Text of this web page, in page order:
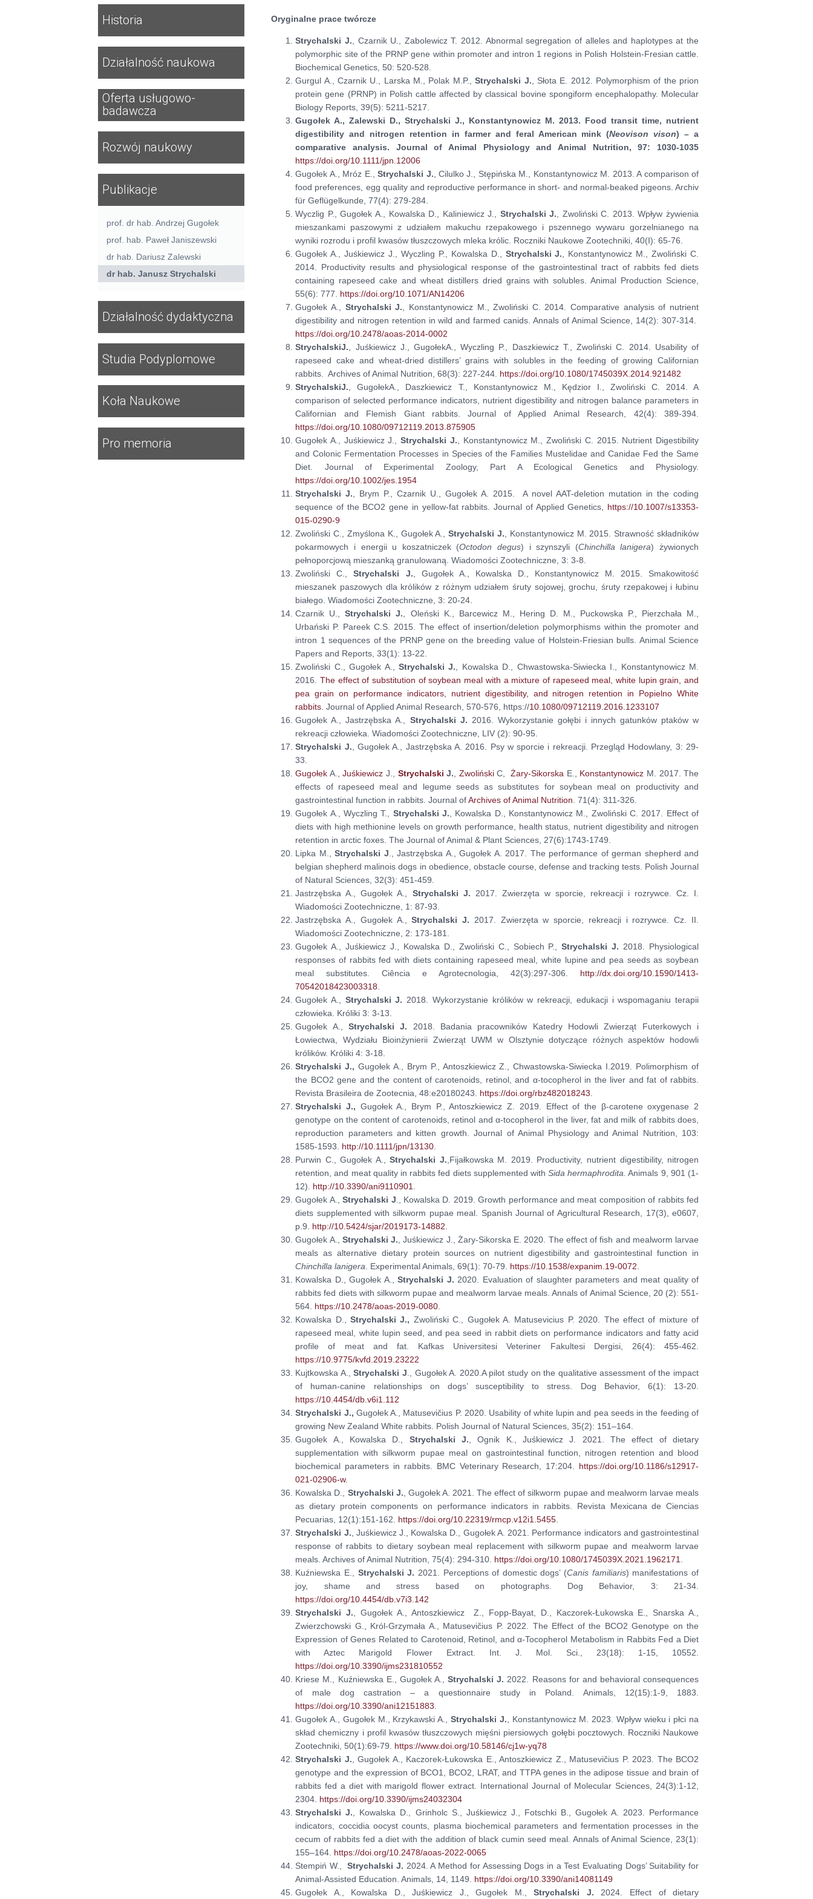
Historia
Działalność naukowa
Oferta usługowo-
badawcza
Rozwój naukowy
Publikacje
prof. dr hab. Andrzej Gugołek
prof. hab. Paweł Janiszewski
dr hab. Dariusz Zalewski
dr hab. Janusz Strychalski
Działalność dydaktyczna
Studia Podyplomowe
Koła Naukowe
Pro memoria
Oryginalne prace twórcze
Strychalski J. , Czarnik U., Zabolewicz T. 2012. Abnormal segregation of alleles and haplotypes at the
polymorphic site of the PRNP gene within promoter and intron 1 regions in Polish Holstein-Fresian cattle.
Biochemical Genetics, 50: 520-528.
Gurgul A., Czarnik U., Larska M., Polak M.P.,Strychalski J. , Słota E. 2012. Polymorphism of the prion
protein gene (PRNP) in Polish cattle affected by classical bovine spongiform encephalopathy. Molecular
Biology Reports, 39(5): 5211-5217.
Gugołek A., Zalewski D.,Strychalski J., Konstantynowicz M. 2013. Food transit time, nutrient
digestibility and nitrogen retention in farmer and feral American mink (Neovison vison) – a
comparative analysis. Journal of Animal Physiology and Animal Nutrition, 97: 1030-1035
https://doi.org/10.1111/jpn.12006
Gugołek A., Mróz E.,Strychalski J. , Cilulko J., Stępińska M., Konstantynowicz M. 2013. A comparison of
food preferences, egg quality and reproductive performance in short- and normal-beaked pigeons. Archiv
für Geflügelkunde, 77(4): 279-284.
Wyczlig P., Gugołek A., Kowalska D., Kaliniewicz J., Strychalski J. , Zwoliński C. 2013. Wpływ żywienia
mieszankami paszowymi z udziałem makuchu rzepakowego i pszennego wywaru gorzelnianego na
wyniki rozrodu i profil kwasów tłuszczowych mleka królic. Roczniki Naukowe Zootechniki, 40(I): 65-76.
Gugołek A., Juśkiewicz J., Wyczling P., Kowalska D., Strychalski J. , Konstantynowicz M., Zwoliński C.
2014. Productivity results and physiological response of the gastrointestinal tract of rabbits fed diets
containing rapeseed cake and wheat distillers dried grains with solubles. Animal Production Science,
55(6): 777. https://doi.org/10.1071/AN14206
Gugołek A., Strychalski J. , Konstantynowicz M., Zwoliński C. 2014. Comparative analysis of nutrient
digestibility and nitrogen retention in wild and farmed canids. Annals of Animal Science, 14(2): 307-314.
https://doi.org/10.2478/aoas-2014-0002
StrychalskiJ. , Juśkiewicz J., GugołekA., Wyczling P., Daszkiewicz T., Zwoliński C. 2014. Usability of
rapeseed cake and wheat-dried distillers’ grains with solubles in the feeding of growing Californian
rabbits. Archives of Animal Nutrition, 68(3): 227-244. https://doi.org/10.1080/1745039X.2014.921482
StrychalskiJ. , GugołekA., Daszkiewicz T., Konstantynowicz M., Kędzior I., Zwoliński C. 2014. A
comparison of selected performance indicators, nutrient digestibility and nitrogen balance parameters in
Californian and Flemish Giant rabbits. Journal of Applied Animal Research, 42(4): 389-394.
https://doi.org/10.1080/09712119.2013.875905
Gugołek A., Juśkiewicz J.,Strychalski J. , Konstantynowicz M., Zwoliński C. 2015. Nutrient Digestibility
and Colonic Fermentation Processes in Species of the Families Mustelidae and Canidae Fed the Same
Diet. Journal of Experimental Zoology, Part A Ecological Genetics and Physiology.
https://doi.org/10.1002/jes.1954
Strychalski J. , Brym P., Czarnik U., Gugołek A. 2015. A novel AAT-deletion mutation in the coding
sequence of the BCO2 gene in yellow-fat rabbits. Journal of Applied Genetics, https://10.1007/s13353-
015-0290-9
Zwoliński C., Zmyślona K., Gugołek A.,Strychalski J. , Konstantynowicz M. 2015. Strawność składników
pokarmowych i energii u koszatniczek (Octodon degus) i szynszyli (Chinchilla lanigera) żywionych
pełnoporcjową mieszanką granulowaną. Wiadomości Zootechniczne, 3: 3-8.
Zwoliński C.,Strychalski J. , Gugołek A., Kowalska D., Konstantynowicz M. 2015. Smakowitość
mieszanek paszowych dla królików z różnym udziałem śruty sojowej, grochu, śruty rzepakowej i łubinu
białego. Wiadomości Zootechniczne, 3: 20-24.
Czarnik U.,Strychalski J. , Oleński K., Barcewicz M., Hering D. M., Puckowska P., Pierzchała M.,
Urbański P. Pareek C.S. 2015. The effect of insertion/deletion polymorphisms within the promoter and
intron 1 sequences of the PRNP gene on the breeding value of Holstein-Friesian bulls. Animal Science
Papers and Reports, 33(1): 13-22.
Zwoliński C., Gugołek A.,Strychalski J. , Kowalska D., Chwastowska-Siwiecka I., Konstantynowicz M.
2016.The effect of substitution of soybean meal with a mixture of rapeseed meal, white lupin grain, and
pea grain on performance indicators, nutrient digestibility, and nitrogen retention in Popielno White
rabbits . Journal of Applied Animal Research, 570-576, https://10.1080/09712119.2016.1233107
Gugołek A., Jastrzębska A., Strychalski J. 2016. Wykorzystanie gołębi i innych gatunków ptaków w
rekreacji człowieka. Wiadomości Zootechniczne, LIV (2): 90-95.
Strychalski J. , Gugołek A., Jastrzębska A. 2016. Psy w sporcie i rekreacji. Przegląd Hodowlany, 3: 29-
33.
Gugołek A.,Juśkiewicz J., Strychalski J. ZwolińskiC, Żary-Sikorska E., Konstantynowicz M. 2017. The
effects of rapeseed meal and legume seeds as substitutes for soybean meal on productivity and
gastrointestinal function in rabbits. Journal ofArchives of Animal Nutrition . 71(4): 311-326.
Gugołek A., Wyczling T., Strychalski J. , Kowalska D., Konstantynowicz M., Zwoliński C. 2017. Effect of
diets with high methionine levels on growth performance, health status, nutrient digestibility and nitrogen
retention in arctic foxes. The Journal of Animal & Plant Sciences, 27(6):1743-1749.
Lipka M.,Strychalski J ., Jastrzębska A., Gugołek A. 2017. The performance of german shepherd and
belgian shepherd malinois dogs in obedience, obstacle course, defense and tracking tests. Polish Journal
of Natural Sciences, 32(3): 451-459.
Jastrzębska A., Gugołek A., Strychalski J. 2017. Zwierzęta w sporcie, rekreacji i rozrywce. Cz. I.
Wiadomości Zootechniczne, 1: 87-93.
Jastrzębska A., Gugołek A.,Strychalski J. 2017. Zwierzęta w sporcie, rekreacji i rozrywce. Cz. II.
Wiadomości Zootechniczne, 2: 173-181.
Gugołek A., Juśkiewicz J., Kowalska D., Zwoliński C., Sobiech P.,Strychalski J. 2018. Physiological
responses of rabbits fed with diets containing rapeseed meal, white lupine and pea seeds as soybean
meal substitutes. Ciência e Agrotecnologia, 42(3):297-306. http://dx.doi.org/10.1590/1413-
70542018423003318
Gugołek A., Strychalski J. 2018. Wykorzystanie królików w rekreacji, edukacji i wspomaganiu terapii
człowieka. Króliki 3: 3-13.
Gugołek A., Strychalski J. 2018. Badania pracowników Katedry Hodowli Zwierząt Futerkowych i
Łowiectwa, Wydziału Bioinżynierii Zwierząt UWM w Olsztynie dotyczące różnych aspektów hodowli
królików. Króliki 4: 3-18.
Strychalski J.,Gugołek A., Brym P., Antoszkiewicz Z., Chwastowska-Siwiecka I.2019. Polimorphism of
the BCO2 gene and the content of carotenoids, retinol, and α-tocopherol in the liver and fat of rabbits.
Revista Brasileira de Zootecnia, 48:e20180243. https://doi.org/rbz482018243
Strychalski J., Gugołek A., Brym P., Antoszkiewicz Z. 2019. Effect of the β-carotene oxygenase 2
genotype on the content of carotenoids, retinol and α-tocopherol in the liver, fat and milk of rabbits does,
reproduction parameters and kitten growth. Journal of Animal Physiology and Animal Nutrition, 103:
1585-1593. http://10.1111/jpn/13130
Purwin C., Gugołek A.,
Strychalski J. ,Fijałkowska M. 2019. Productivity, nutrient digestibility, nitrogen
retention, and meat quality in rabbits fed diets supplemented withSida hermaphrodita. Animals 9, 901 (1-
12). http://10.3390/ani9110901
Gugołek A.,
Strychalski J ., Kowalska D. 2019. Growth performance and meat composition of rabbits fed
diets supplemented with silkworm pupae meal. Spanish Journal of Agricultural Research, 17(3), e0607,
p.9. http://10.5424/sjar/2019173-14882
Gugołek A.,
Strychalski J. , Juśkiewicz J., Żary-Sikorska E. 2020. The effect of fish and mealworm larvae
meals as alternative dietary protein sources on nutrient digestibility and gastrointestinal function in
Chinchilla lanigera . Experimental Animals, 69(1): 70-79. https://10.1538/expanim.19-0072
Kowalska D., Gugołek A.,
Strychalski J. 2020. Evaluation of slaughter parameters and meat quality of
rabbits fed diets with silkworm pupae and mealworm larvae meals. Annals of Animal Science, 20 (2): 551-
564. https://10.2478/aoas-2019-0080
Kowalska D.,Strychalski J., Zwoliński C., Gugołek A. Matusevicius P. 2020. The effect of mixture of
rapeseed meal, white lupin seed, and pea seed in rabbit diets on performance indicators and fatty acid
profile of meat and fat. Kafkas Universitesi Veteriner Fakultesi Dergisi, 26(4): 455-462.
https://10.9775/kvfd.2019.23222
Kujtkowska A.,Strychalski J ., Gugołek A. 2020.A pilot study on the qualitative assessment of the impact
of human-canine relationships on dogs’ susceptibility to stress. Dog Behavior, 6(1): 13-20.
https://10.4454/db.v6i1.112
Strychalski J., Gugołek A., Matusevičius P. 2020. Usability of white lupin and pea seeds in the feeding of
growing New Zealand White rabbits. Polish Journal of Natural Sciences, 35(2): 151–164.
Gugołek A., Kowalska D., Strychalski J. , Ognik K., Juśkiewicz J. 2021. The effect of dietary
supplementation with silkworm pupae meal on gastrointestinal function, nitrogen retention and blood
biochemical parameters in rabbits. BMC Veterinary Research, 17:204. https://doi.org/10.1186/s12917-
021-02906-w.
Kowalska D., Strychalski J. , Gugołek A. 2021. The effect of silkworm pupae and mealworm larvae meals
as dietary protein components on performance indicators in rabbits. Revista Mexicana de Ciencias
Pecuarias, 12(1):151-162. https://doi.org/10.22319/rmcp.v12i1.5455
Strychalski J. , Juśkiewicz J., Kowalska D., Gugołek A. 2021. Performance indicators and gastrointestinal
response of rabbits to dietary soybean meal replacement with silkworm pupae and mealworm larvae
meals. Archives of Animal Nutrition, 75(4): 294-310. https://doi.org/10.1080/1745039X.2021.1962171
Kuźniewska E., Strychalski J. 2021. Perceptions of domestic dogs’ (Canis familiaris) manifestations of
joy, shame and stress based on photographs. Dog Behavior, 3: 21-34.
https://doi.org/10.4454/db.v7i3.142
Strychalski J. , Gugołek A., Antoszkiewicz Z., Fopp-Bayat, D., Kaczorek-Łukowska E., Snarska A.,
Zwierzchowski G., Król-Grzymała A., Matusevičius P. 2022. The Effect of the BCO2 Genotype on the
Expression of Genes Related to Carotenoid, Retinol, and α-Tocopherol Metabolism in Rabbits Fed a Diet
with Aztec Marigold Flower Extract. Int. J. Mol. Sci., 23(18): 1-15, 10552.
https://doi.org/10.3390/ijms231810552
Kriese M., Kuźniewska E., Gugołek A.,Strychalski J. 2022. Reasons for and behavioral consequences
of male dog castration – a questionnaire study in Poland. Animals, 12(15):1-9, 1883.
https://doi.org/10.3390/ani12151883
Gugołek A., Gugołek M., Krzykawski A., Strychalski J. , Konstantynowicz M. 2023. Wpływ wieku i płci na
skład chemiczny i profil kwasów tłuszczowych mięśni piersiowych gołębi pocztowych. Roczniki Naukowe
Zootechniki, 50(1):69-79. https://www.doi.org/10.58146/cj1w-yq78
Strychalski J. , Gugołek A., Kaczorek-Łukowska E., Antoszkiewicz Z., Matusevičius P. 2023. The BCO2
genotype and the expression of BCO1, BCO2, LRAT, and TTPA genes in the adipose tissue and brain of
rabbits fed a diet with marigold flower extract. International Journal of Molecular Sciences, 24(3):1-12,
2304. https://doi.org/10.3390/ijms24032304
Strychalski J. , Kowalska D., Grinholc S., Juśkiewicz J., Fotschki B., Gugołek A. 2023. Performance
indicators, coccidia oocyst counts, plasma biochemical parameters and fermentation processes in the
cecum of rabbits fed a diet with the addition of black cumin seed meal. Annals of Animal Science, 23(1):
155–164. https://doi.org/10.2478/aoas-2022-0065
Stempiń W.,Strychalski J. 2024. A Method for Assessing Dogs in a Test Evaluating Dogs’ Suitability for
Animal-Assisted Education. Animals, 14, 1149. https://doi.org/10.3390/ani14081149
Gugołek A., Kowalska D., Juśkiewicz J., Gugołek M.,Strychalski J. 2024. Effect of dietary